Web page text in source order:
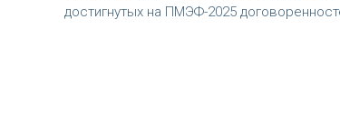
достигнутых на ПМЭФ-2025